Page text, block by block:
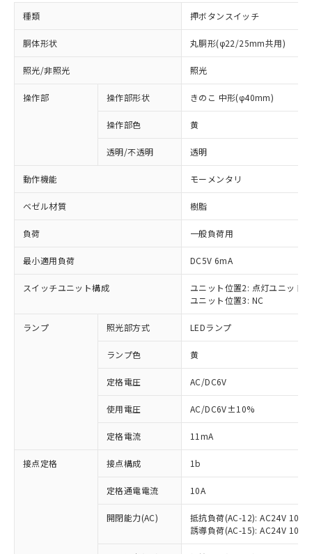
種類 押ボタンスイッチ
胴体形状 丸胴形(φ22/25mm共用)
照光/非照光 照光
操作部 操作部形状 きのこ 中形(φ40mm)
操作部色 黄
透明/不透明 透明
動作機能 モーメンタリ
ベゼル材質 樹脂
負荷 一般負荷用
最小適用負荷 DC5V 6mA
スイッチユニット構成
ユニット位置2: 点灯ユニット
ユニット位置3: NC
ランプ 照光部方式 LEDランプ
ランプ色 黄
定格電圧 AC/DC6V
使用電圧 AC/DC6V±10%
定格電流 11mA
接点定格 接点構成 1b
定格通電電流 10A
開閉能力(AC)
抵抗負荷(AC-12): AC24V 10A/
誘導負荷(AC-15): AC24V
以下の条件をお読みいただき、同意のうえ
本サービスは、当社制御機器事業取扱
商品の当社在庫状況および標準価格
(税抜)を提供させていただくもので
当社制御機器事業取扱商品の中には、
本サービスの対象外となる商品もある
非含有に対応した製品が提供可能な商品で
対応予定：EU RoHS指令（10物質）の非含
有に対応した製品に切り替える予定のある
対応予定なし：EU RoHS指令（10物質）の
非含有に非対応の商品で、対応品を出す予
調査・確認中：EU RoHS指令（10物質）の
非含有の対応状況を調査中または確認中の
非該当品：ライセンス料など無形物で、有
害物質有無と関係のない商品です。
仕入先様の事情により、非含有部品として
「○」：最大均質材料含有率が中国RoHSの
基準値以下であることを示します。
「×」：最大均質材料含有率が中国RoHSの